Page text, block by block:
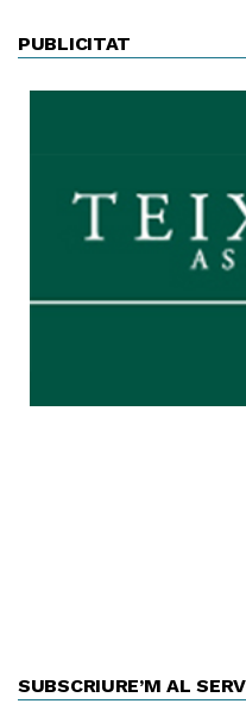
PUBLICITAT
SUBSCRIURE’M AL